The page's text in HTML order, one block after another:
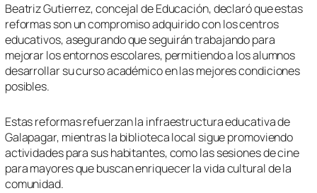
Beatriz Gutierrez, concejal de Educación, declaró que estas
reformas son un compromiso adquirido con los centros
educativos, asegurando que seguirán trabajando para
mejorar los entornos escolares, permitiendo a los alumnos
desarrollar su curso académico en las mejores condiciones
posibles.
Estas reformas refuerzan la infraestructura educativa de
Galapagar, mientras la biblioteca local sigue promoviendo
actividades para sus habitantes, como las sesiones de cine
para mayores que buscan enriquecer la vida cultural de la
comunidad.